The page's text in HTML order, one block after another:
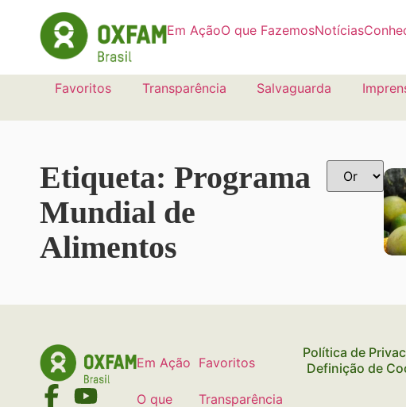
Em AçãoO que FazemosNotícias
Favoritos Transparência Salvaguarda
Etiqueta: Programa
Mundial de
Alimentos
Em Ação
O que
Favoritos
Transparência
Política de
Definição de